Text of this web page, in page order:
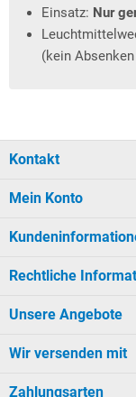
Einsatz: Nur
(kein
Kontakt
Mein Konto
Rechtliche
Unsere Angebote
Wir versenden mit
Zahlungsarten